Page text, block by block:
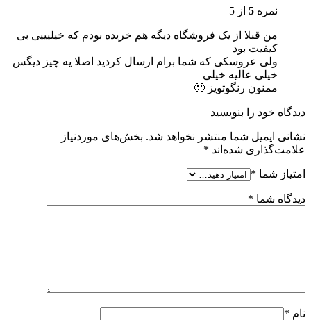
نمره 5 از 5
من قبلا از یک فروشگاه دیگه هم خریده بودم که خیلیییی بی
کیفیت بود
ولی عروسکی که شما برام ارسال کردید اصلا یه چیز دیگس
خیلی عالیه خیلی
ممنون رنگوتویز 🙂
دیدگاه خود را بنویسید
نشانی ایمیل شما منتشر نخواهد شد. بخش‌های موردنیاز
علامت‌گذاری شده‌اند *
امتیاز شما *
دیدگاه شما *
نام *